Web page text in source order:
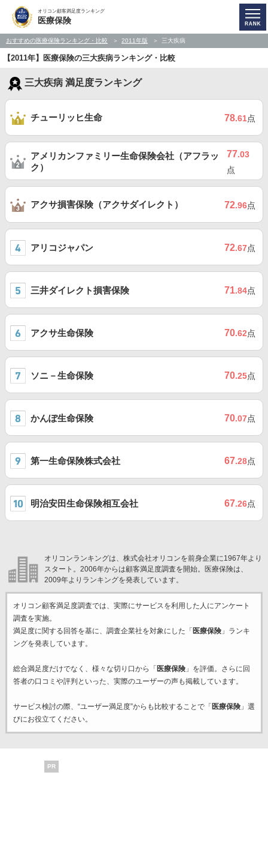
オリコン顧客満足度ランキング
医療保険
おすすめの医療保険ランキング・比較 2011年版 三大疾病
【2011年】医療保険の三大疾病ランキング・比較
三大疾病 満足度ランキング
チューリッヒ生命 78.61点
アメリカンファミリー生命保険会社（アフラッ
ク）
77.03
点
アクサ損害保険（アクサダイレクト） 72.96点
アリコジャパン 72.67点
三井ダイレクト損害保険 71.84点
アクサ生命保険 70.62点
ソニ－生命保険 70.25点
かんぽ生命保険 70.07点
第一生命保険株式会社 67.28点
明治安田生命保険相互会社 67.26点
オリコンランキングは、株式会社オリコンを前身企業に1967年より
スタート。2006年からは顧客満足度調査を開始。医療保険は、
2009年よりランキングを発表しています。
オリコン顧客満足度調査では、実際にサービスを利用した 人にアンケート
調査を実施。
満足度に関する回答を基に、調査企業社を対象にした「 医療保険」ランキ
ングを発表しています。
総合満足度だけでなく、様々な切り口から「 医療保険」を評価。さらに回
答者の口コミや評判といった、実際のユーザーの声も掲載しています。
サービス検討の際、“ユーザー満足度”からも比較することで「 医療保険」選
びにお役立てください。
PR